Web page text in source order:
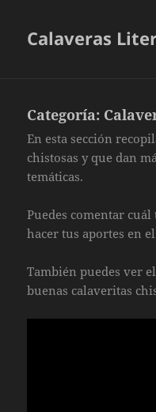
Calaveras
Categoría:
En esta sección
chistosas y que dan
temáticas.
Puedes comentar cuál
hacer tus aportes en
También puedes ver
buenas calaveritas